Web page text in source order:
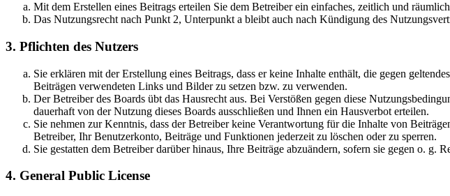
Mit dem Erstellen eines Beitrags erteilen Sie dem Betreiber ein einfaches, zeitlich und
Das Nutzungsrecht nach Punkt 2, Unterpunkt a bleibt auch nach Kündigung des
3. Pflichten des Nutzers
Sie erklären mit der Erstellung eines Beitrags, dass er keine Inhalte enthält, die gegen
Beiträgen verwendeten Links und Bilder zu setzen bzw. zu verwenden.
Der Betreiber des Boards übt das Hausrecht aus. Bei Verstößen gegen diese
dauerhaft von der Nutzung dieses Boards ausschließen und Ihnen ein Hausverbot erteilen.
Sie nehmen zur Kenntnis, dass der Betreiber keine Verantwortung für die Inhalte von
Betreiber, Ihr Benutzerkonto, Beiträge und Funktionen jederzeit zu löschen oder zu sperren.
Sie gestatten dem Betreiber darüber hinaus, Ihre Beiträge abzuändern, sofern sie gegen o.
4. General Public License